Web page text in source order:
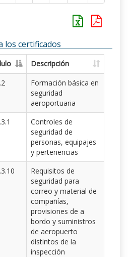
los certificados
Descripción
Formación básica en
seguridad
aeroportuaria
Controles de
seguridad de
personas, equipajes
y pertenencias
Requisitos de
seguridad para
correo y material de
compañías,
provisiones de a
bordo y suministros
de aeropuerto
distintos de la
inspección